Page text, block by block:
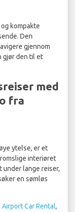
kompakte
Den
gjennom
gjør den til et
med
fra
ytelse, er et
interiøret
under lange reiser,
en sømløs
Car Rental,